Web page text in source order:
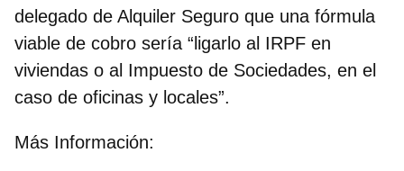
delegado de Alquiler Seguro que una fórmula
viable de cobro sería “ligarlo al IRPF en
viviendas o al Impuesto de Sociedades, en el
caso de oficinas y locales”.
Más Información: